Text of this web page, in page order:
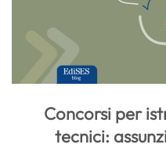
Concorsi per
tecnici: